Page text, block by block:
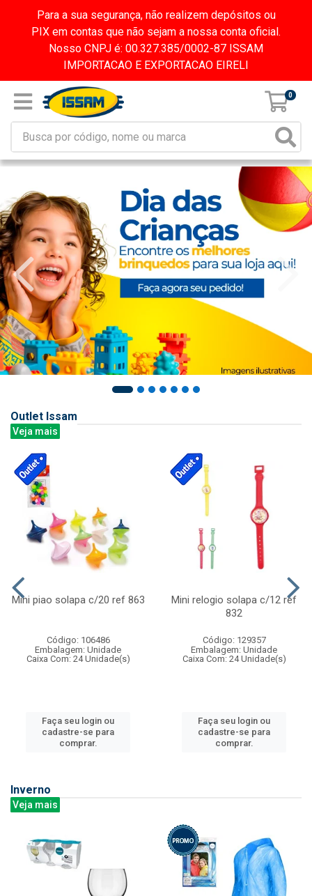
Para a sua segurança, não realizem depósitos ou
PIX em contas que não sejam a nossa conta oficial.
Nosso CNPJ é: 00.327.385/0002-87 ISSAM
IMPORTACAO E EXPORTACAO EIRELI
0
Outlet Issam
Veja mais
Mini piao solapa c/20 ref 863
Código: 106486
Embalagem: Unidade
Caixa Com: 24 Unidade(s)
Faça seu login ou
cadastre-se para
comprar.
Mini relogio solapa c/12 ref
832
Código: 129357
Embalagem: Unidade
Caixa Com: 24 Unidade(s)
Faça seu login ou
cadastre-se para
comprar.
Inverno
Veja mais